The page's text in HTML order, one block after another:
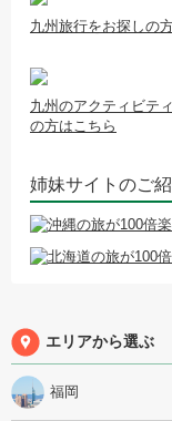
九州旅行をお探しの方
九州のアクティビテ
の方はこちら
姉妹サイトのご
エリアから選ぶ
福岡